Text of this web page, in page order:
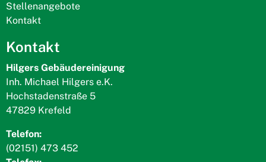
Stellenangebote
Kontakt
Kontakt
Hilgers Gebäudereinigung
Inh. Michael Hilgers e.K.
Hochstadenstraße 5
47829 Krefeld
Telefon:
(02151) 473 452